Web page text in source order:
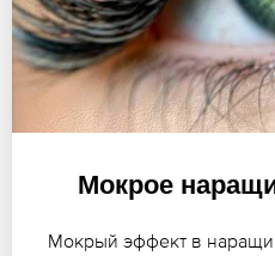
Мокрое
Мокрый эффект в